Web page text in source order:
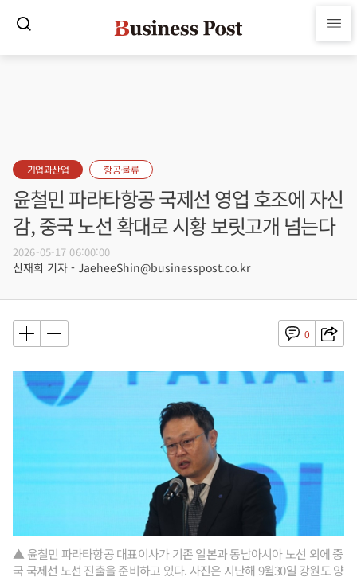
기업과산업 항공·물류
윤철민 파라타항공 국제선 영업 호조에 자신
감, 중국 노선 확대로 시황 보릿고개 넘는다
2026-05-17 06:00:00
신재희 기자 - JaeheeShin@businesspost.co.kr
0
▲ 윤철민 파라타항공 대표이사가 기존 일본과 동남아시아 노선 외에 중
국 국제선 노선 진출을 준비하고 있다. 사진은 지난해 9월30일 강원도 양